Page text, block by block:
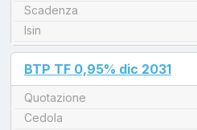
Scadenza
Isin
unread messages
BTP TF 0,95% dic 2031
Quotazione
Cedola